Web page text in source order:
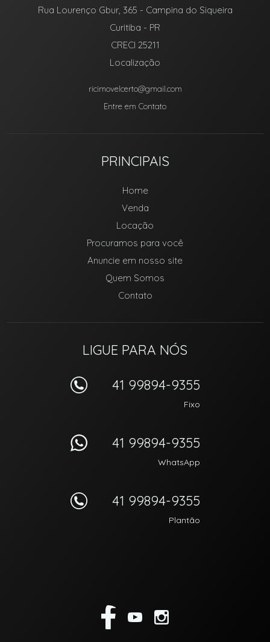
Rua Lourenço Gbur, 365 - Campina do Siqueira
Curitiba - PR
CRECI 25211
Localização
ricimovelcerto@gmail.com
Entre em Contato
PRINCIPAIS
Home
Venda
Locação
Procuramos para você
Anuncie em nosso site
Quem Somos
Contato
LIGUE PARA NÓS
41 99894-9355
Fixo
41 99894-9355
WhatsApp
41 99894-9355
Plantão